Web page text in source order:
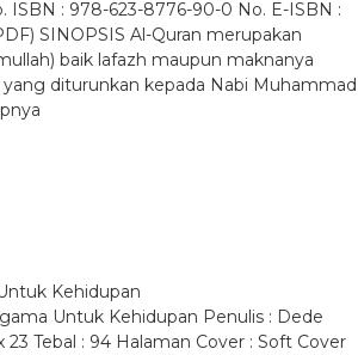
ISBN : 978-623-8776-90-0 No. E-ISBN :
SINOPSIS Al-Quran merupakan
baik lafazh maupun maknanya
yang diturunkan kepada Nabi Muhammad
Kehidupan
Untuk Kehidupan Penulis : Dede
23 Tebal : 94 Halaman Cover : Soft Cover